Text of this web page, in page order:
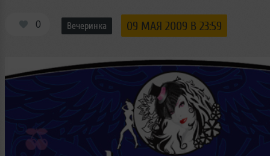
0 Вечеринка 09 МАЯ 2009 В 23:59